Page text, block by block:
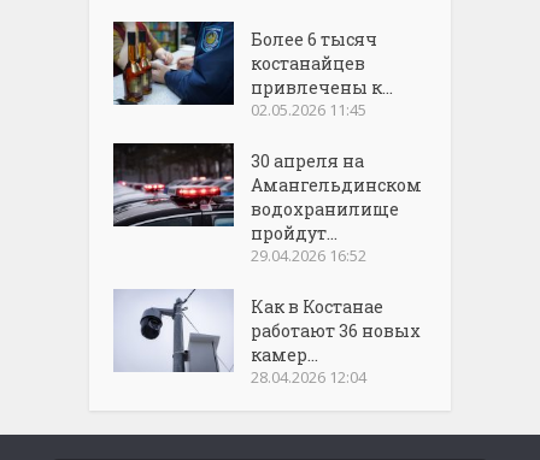
Более 6 тысяч
костанайцев
привлечены к...
02.05.2026 11:45
30 апреля на
Амангельдинском
водохранилище
пройдут...
29.04.2026 16:52
Как в Костанае
работают 36 новых
камер...
28.04.2026 12:04